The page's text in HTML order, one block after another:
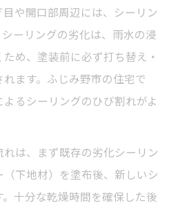
や開口部周辺には、シーリン
ーリングの劣化は、雨水の浸
め、塗装前に必ず打ち替え・
ます。ふじみ野市の住宅で
るシーリングのひび割れがよ
は、まず既存の劣化シーリン
下地材）を塗布後、新しいシ
十分な乾燥時間を確保した後